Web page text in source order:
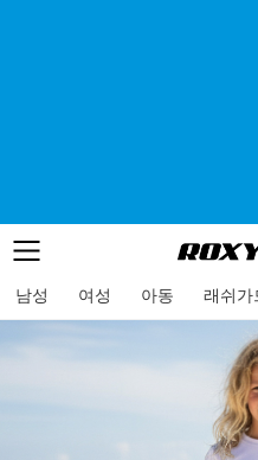
메뉴
남성 여성 아동 래쉬가